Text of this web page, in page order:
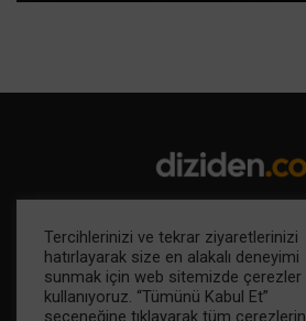
Tercihlerinizi ve tekrar ziyaretlerinizi
hatırlayarak size en alakalı deneyimi
sunmak için web sitemizde çerezler
kullanıyoruz. “Tümünü Kabul Et”
seçeneğine tıklayarak tüm çerezlerin